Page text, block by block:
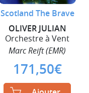
Scotland The Brave
OLIVER JULIAN
Orchestre à Vent
Marc Reift (EMR)
171,50€